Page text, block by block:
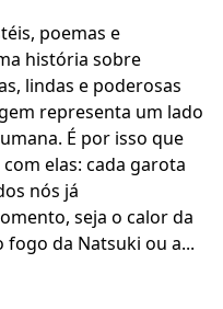
poemas e
história sobre
lindas e poderosas
representa um lado
É por isso que
elas: cada garota
nós já
seja o calor da
fogo da Natsuki ou a...